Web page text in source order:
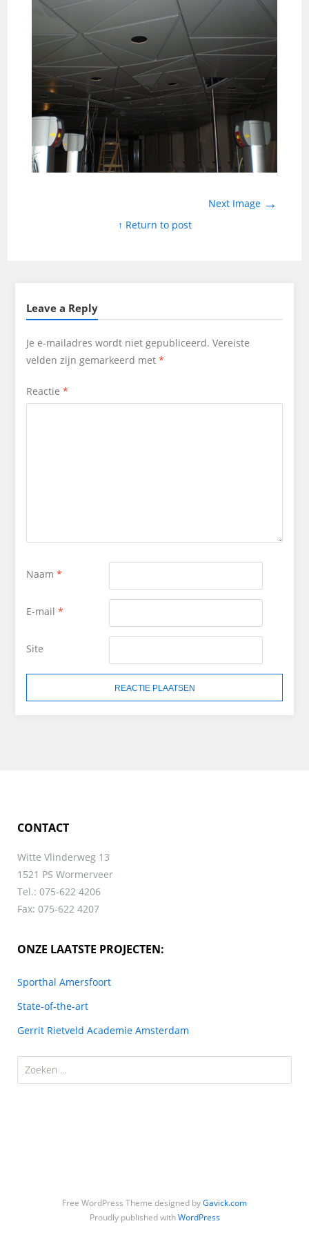
Next Image →
↑ Return to post
Leave a Reply
Je e-mailadres wordt niet gepubliceerd. Vereiste
velden zijn gemarkeerd met *
Reactie *
Naam *
E-mail *
Site
CONTACT
Witte Vlinderweg 13
1521 PS Wormerveer
Tel.: 075-622 4206
Fax: 075-622 4207
ONZE LAATSTE PROJECTEN:
Sporthal Amersfoort
State-of-the-art
Gerrit Rietveld Academie Amsterdam
Zoeken
naar:
Free WordPress Theme designed byGavick.com
Proudly published withWordPress